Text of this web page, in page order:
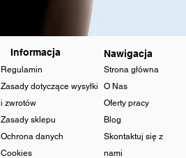
Informacja
Regulamin
Zasady dotyczące wysyłki
i zwrotów
Zasady sklepu
Ochrona danych
Cookies
Nawigacja
Strona główna
O Nas
Oferty pracy
Blog
Skontaktuj się z
nami